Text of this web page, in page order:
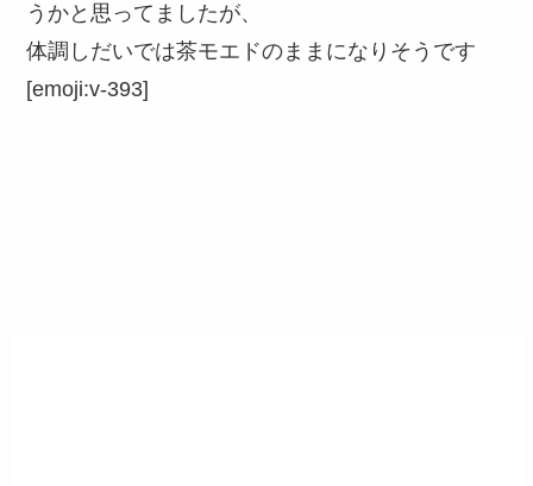
うかと思ってましたが、
体調しだいでは茶モエドのままになりそうです
[emoji:v-393]